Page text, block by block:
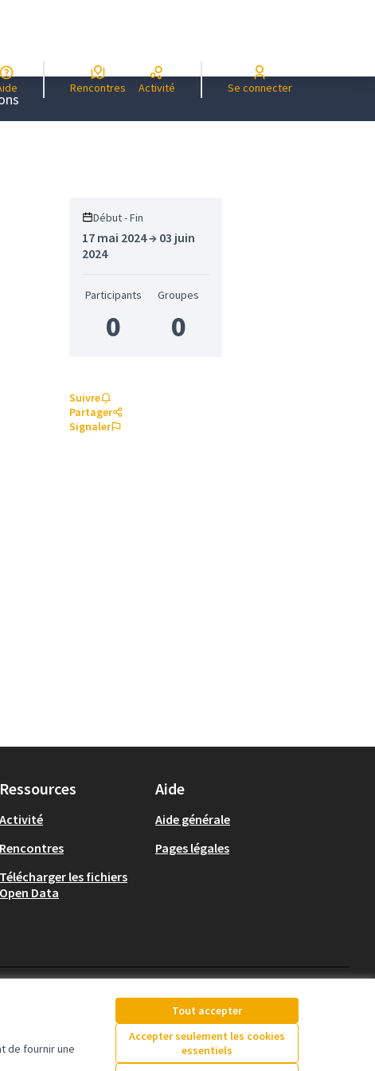
de fournir une
Tout accepter
Accepter seulement les cookies
essentiels
Aide Rencontres Activité Se connecter
Début - Fin
17 mai 2024 → 03 juin
2024
Participants
0
Groupes
0
Suivre
Partager
Signaler
Ressources
Activité
Rencontres
Télécharger les fichiers
Open Data
Aide
Aide générale
Pages légales
(Lien externe)(Lien externe)(Lien externe)
Licence Creative
(Lien externe)